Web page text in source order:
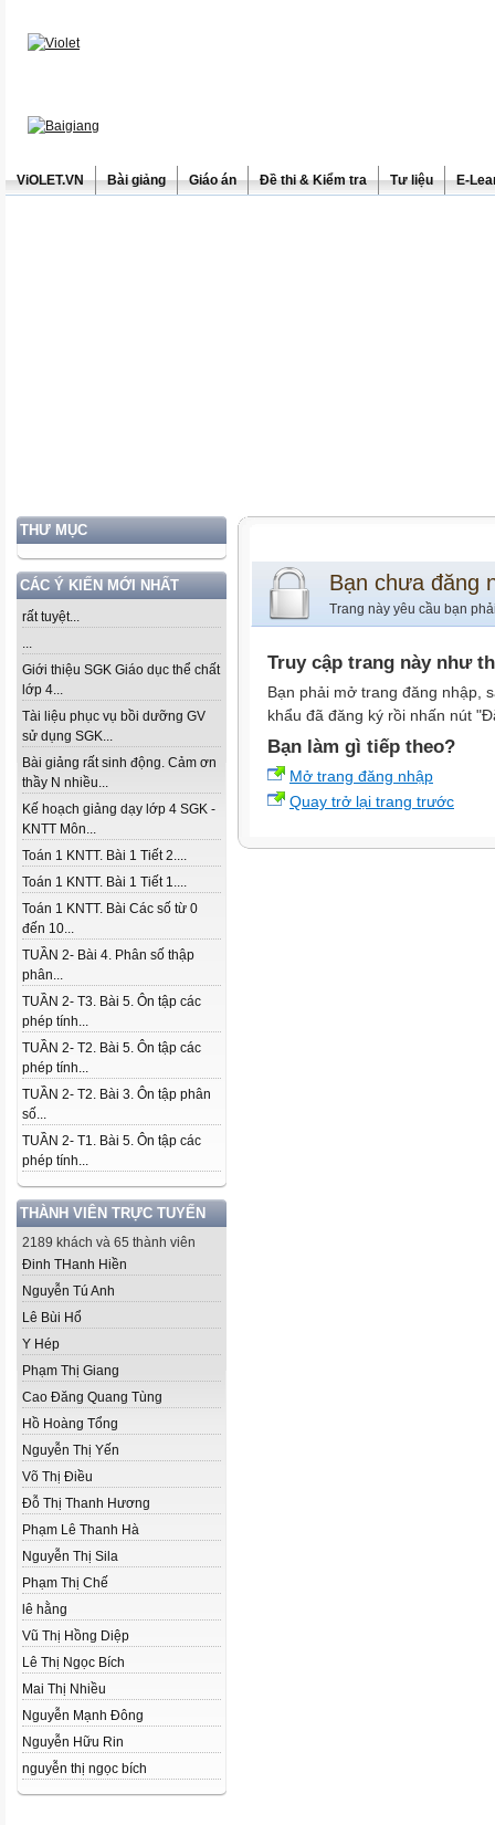
ViOLET.VN Bài giảng Giáo án Đề thi & Kiểm tra Tư liệu E-
THƯ MỤC
CÁC Ý KIẾN MỚI NHẤT
rất tuyệt...
...
Giới thiệu SGK Giáo dục thể chất
lớp 4...
Tài liệu phục vụ bồi dưỡng GV
sử dụng SGK...
Bài giảng rất sinh động. Cảm ơn
thầy N nhiều...
Kế hoạch giảng dạy lớp 4 SGK -
KNTT Môn...
Toán 1 KNTT. Bài 1 Tiết 2....
Toán 1 KNTT. Bài 1 Tiết 1....
Toán 1 KNTT. Bài Các số từ 0
đến 10...
TUẦN 2- Bài 4. Phân số thập
phân...
TUẦN 2- T3. Bài 5. Ôn tập các
phép tính...
TUẦN 2- T2. Bài 5. Ôn tập các
phép tính...
TUẦN 2- T2. Bài 3. Ôn tập phân
số...
TUẦN 2- T1. Bài 5. Ôn tập các
phép tính...
THÀNH VIÊN TRỰC TUYẾN
2189 khách và 65 thành viên
Đinh THanh Hiền
Nguyễn Tú Anh
Lê Bùi Hổ
Y Hép
Phạm Thị Giang
Cao Đăng Quang Tùng
Hồ Hoàng Tổng
Nguyễn Thị Yến
Võ Thị Điều
Đỗ Thị Thanh Hương
Phạm Lê Thanh Hà
Nguyễn Thị Sila
Phạm Thị Chế
lê hằng
Vũ Thị Hồng Diệp
Lê Thị Ngọc Bích
Mai Thị Nhiều
Nguyễn Mạnh Đông
Nguyễn Hữu Rin
nguyễn thị ngọc bích
Bạn chưa đăng
Trang này yêu cầu bạn
Truy cập trang này như
Bạn phải mở trang đăng nhập,
khẩu đã đăng ký rồi nhấn nút
Bạn làm gì tiếp theo?
Mở trang đăng nhập
Quay trở lại trang trước